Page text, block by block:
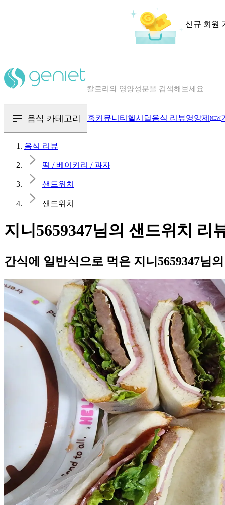
신규 회원
혈당 · 다이어트 음식 검색해보세요
음식 카테고리 홈커뮤니티 헬시딜음식 리뷰영양제 NEW
음식 리뷰
떡 / 베이커리 / 과자
샌드위치
샌드위치
지니5659347님의 샌드위치 리
간식에 일반식으로 먹은 지니5659347님